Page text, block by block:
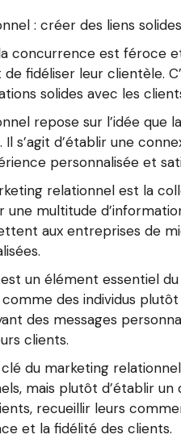
: créer des liens
concurrence est féroce
fidéliser leur clientèle.
solides avec les
repose sur l’idée que
Il s’agit d’établir une
personnalisée et
relationnel est la
une multitude
aux entreprises de
un élément essentiel
des individus
des messages
clients.
du marketing
mais plutôt d’établir
recueillir leurs
et la fidélité des clients.